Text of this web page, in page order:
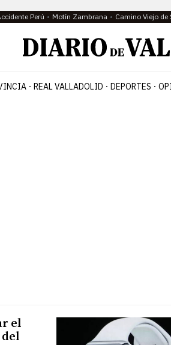
Perú Motín Zambrana Camino Viejo
REAL VALLADOLID DEPORTES
el
del